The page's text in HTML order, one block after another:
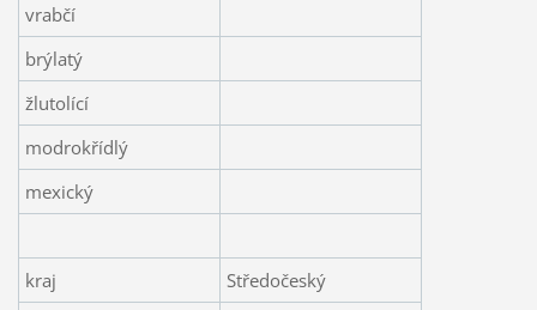
vrabčí
brýlatý
žlutolící
modrokřídlý
mexický
kraj
Středočeský